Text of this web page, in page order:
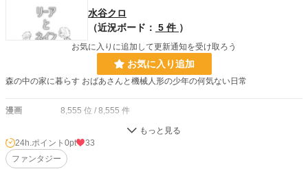
水谷クロ
（近況ボード： 5 件 ）
お気に入りに追加して更新通知を受け取ろう
お気に入り追加
森の中の家に暮らす おばあさんと機械人形の少年の何気ない日常
漫画 8,555 位 / 8,555 件
お気に入り 17
24h.ポイント 0pt
33
ファンタジー